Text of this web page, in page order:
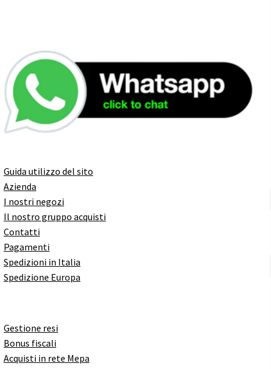
Guida utilizzo del sito
Azienda
I nostri negozi
Il nostro gruppo acquisti
Contatti
Pagamenti
Spedizioni in Italia
Spedizione Europa
Gestione resi
Bonus fiscali
Acquisti in rete Mepa